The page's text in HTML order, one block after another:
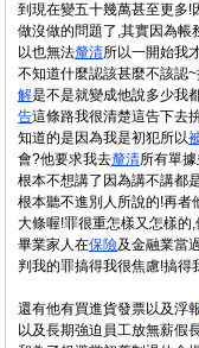
到現在變五十幾萬甚至更多!
做沒做的問題了,其實因為帳
以也無法釐清所以一開始我
不知道什麼認該甚麼不該認~
解是不是就變成他說多少我
告這條路我很清楚這告下去
知道的是因為我是初犯所以
會?他要求我去釐清所有單
根本不想講了因為講不講都
根本聽不進別人所說的!再者
大條喔!罪很重怎樣又怎樣的
畢業家人在保險及金融業當
判我的罪搞得我很焦慮!搞得
還有他有買進貨發票以及浮
以及長期強迫員工放無薪假